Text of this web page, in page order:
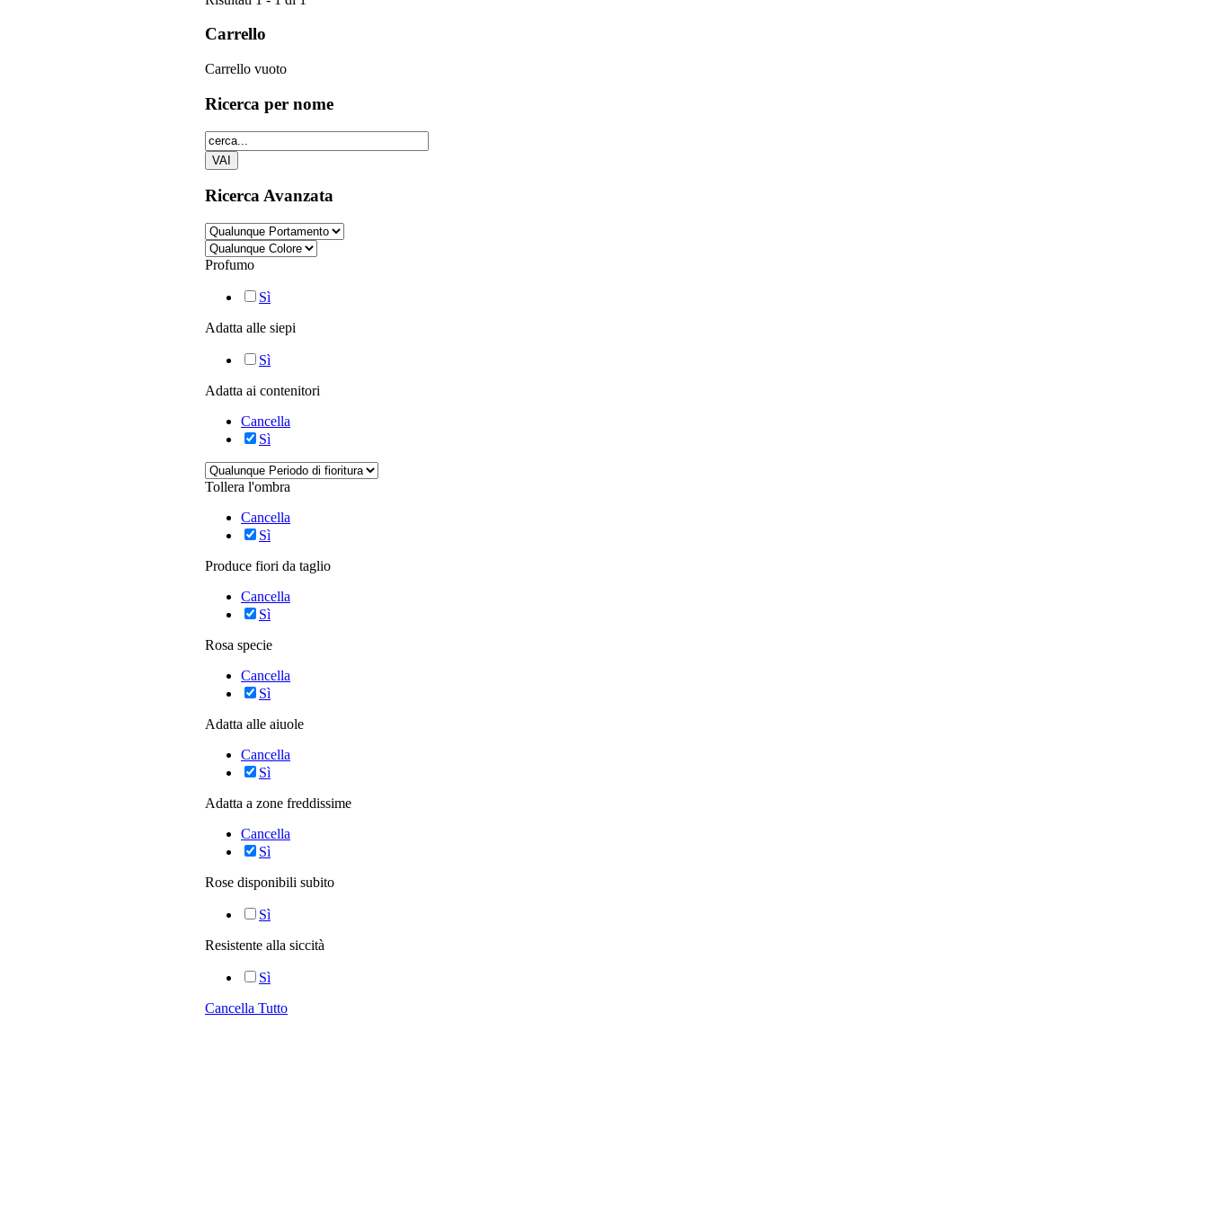
Carrello
Carrello vuoto
Ricerca per nome
RicercaAvanzata
Profumo
Sì
Adatta alle siepi
Sì
Adatta ai contenitori
Cancella
Sì
Tollera l'ombra
Cancella
Sì
Produce fiori da taglio
Cancella
Sì
Rosa specie
Cancella
Sì
Adatta alle aiuole
Cancella
Sì
Adatta a zone freddissime
Cancella
Sì
Rose disponibili subito
Sì
Resistente alla siccità
Sì
Cancella Tutto